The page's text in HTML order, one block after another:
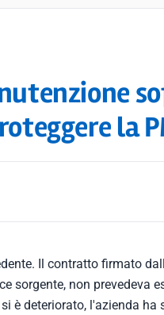
la
Il contratto firmato
sorgente, non prevedeva
è deteriorato, l'azienda ha